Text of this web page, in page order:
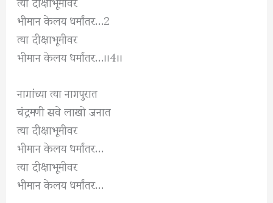
भीमान केलय धर्मांतर…2
त्या दीक्षाभूमीवर
भीमान केलय धर्मांतर…।।4।।
नागांच्या त्या नागपुरात
चंद्रमणी सवे लाखो जनात
त्या दीक्षाभूमीवर
भीमान केलय धर्मांतर…
त्या दीक्षाभूमीवर
भीमान केलय धर्मांतर…